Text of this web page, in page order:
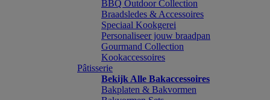
BBQ Outdoor Collection
Braadsledes & Accessoires
Speciaal Kookgerei
Personaliseer jouw braadpan
Gourmand Collection
Kookaccessoires
Pâtisserie
Bekijk Alle Bakaccessoires
Bakplaten & Bakvormen